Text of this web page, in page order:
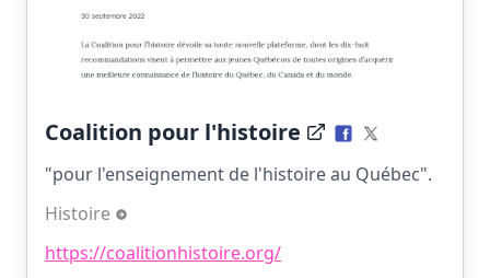
Coalition pour l'histoire
"pour l'enseignement de l'histoire au Québec".
Histoire
https://coalitionhistoire.org/